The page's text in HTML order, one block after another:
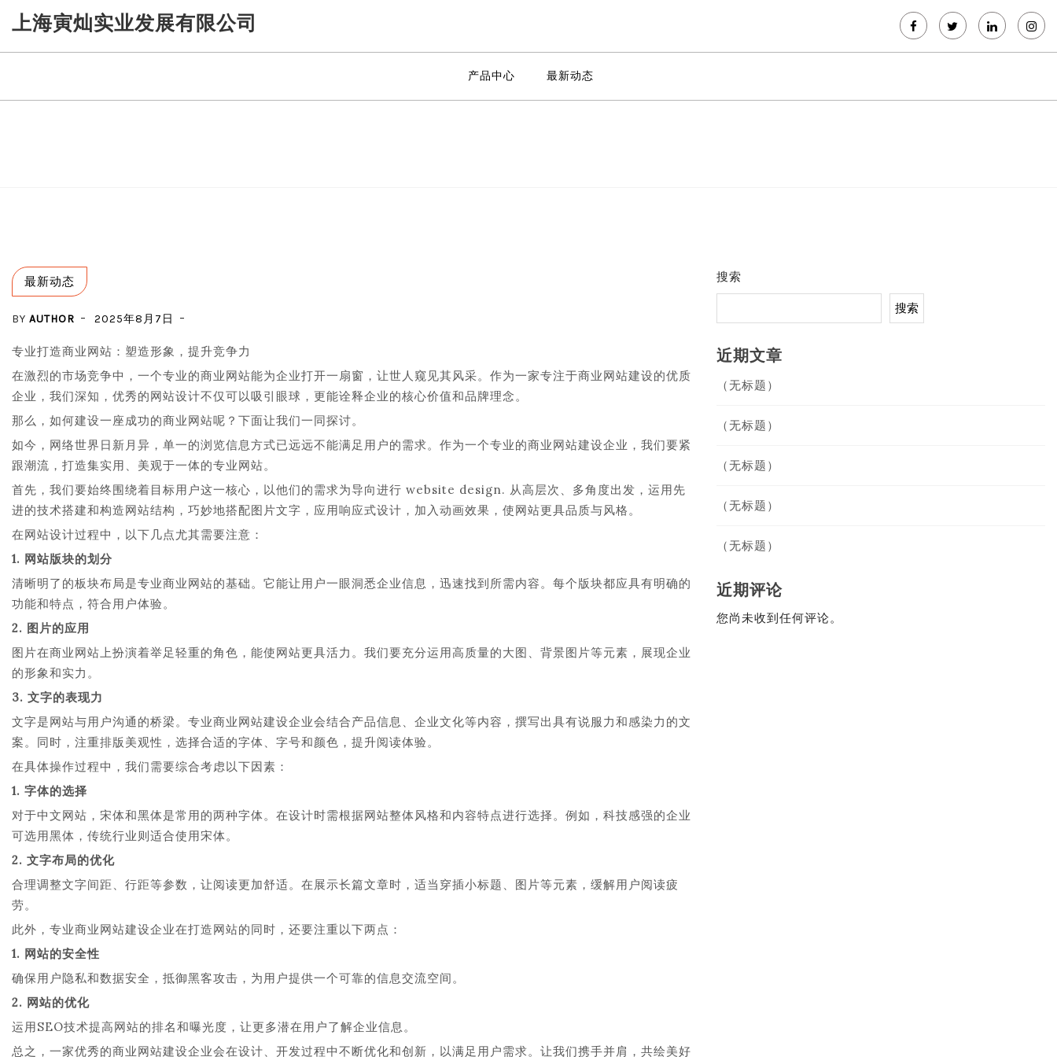
Skip
to
content
上海寅灿实业发展有限公司
产品中心 最新动态
最新动态
BY AUTHOR 2025年8月7日
专业打造商业网站：塑造形象，提升竞争力
在激烈的市场竞争中，一个专业的商业网站能为企业打开一扇窗，让世人窥见其风采。作为一家专注于商业网站建设的优质
企业，我们深知，优秀的网站设计不仅可以吸引眼球，更能诠释企业的核心价值和品牌理念。
那么，如何建设一座成功的商业网站呢？下面让我们一同探讨。
如今，网络世界日新月异，单一的浏览信息方式已远远不能满足用户的需求。作为一个专业的商业网站建设企业，我们要紧
跟潮流，打造集实用、美观于一体的专业网站。
首先，我们要始终围绕着目标用户这一核心，以他们的需求为导向进行 website design. 从高层次、多角度出发，运用先
进的技术搭建和构造网站结构，巧妙地搭配图片文字，应用响应式设计，加入动画效果，使网站更具品质与风格。
在网站设计过程中，以下几点尤其需要注意：
1. 网站版块的划分
清晰明了的板块布局是专业商业网站的基础。它能让用户一眼洞悉企业信息，迅速找到所需内容。每个版块都应具有明确的
功能和特点，符合用户体验。
2. 图片的应用
图片在商业网站上扮演着举足轻重的角色，能使网站更具活力。我们要充分运用高质量的大图、背景图片等元素，展现企业
的形象和实力。
3. 文字的表现力
文字是网站与用户沟通的桥梁。专业商业网站建设企业会结合产品信息、企业文化等内容，撰写出具有说服力和感染力的文
案。同时，注重排版美观性，选择合适的字体、字号和颜色，提升阅读体验。
在具体操作过程中，我们需要综合考虑以下因素：
1. 字体的选择
对于中文网站，宋体和黑体是常用的两种字体。在设计时需根据网站整体风格和内容特点进行选择。例如，科技感强的企业
可选用黑体，传统行业则适合使用宋体。
2. 文字布局的优化
合理调整文字间距、行距等参数，让阅读更加舒适。在展示长篇文章时，适当穿插小标题、图片等元素，缓解用户阅读疲
劳。
此外，专业商业网站建设企业在打造网站的同时，还要注重以下两点：
1. 网站的安全性
确保用户隐私和数据安全，抵御黑客攻击，为用户提供一个可靠的信息交流空间。
2. 网站的优化
运用SEO技术提高网站的排名和曝光度，让更多潜在用户了解企业信息。
总之，一家优秀的商业网站建设企业会在设计、开发过程中不断优化和创新，以满足用户需求。让我们携手并肩，共绘美好
搜索
搜索
近期文章
（无标题）
（无标题）
（无标题）
（无标题）
（无标题）
近期评论
您尚未收到任何评论。